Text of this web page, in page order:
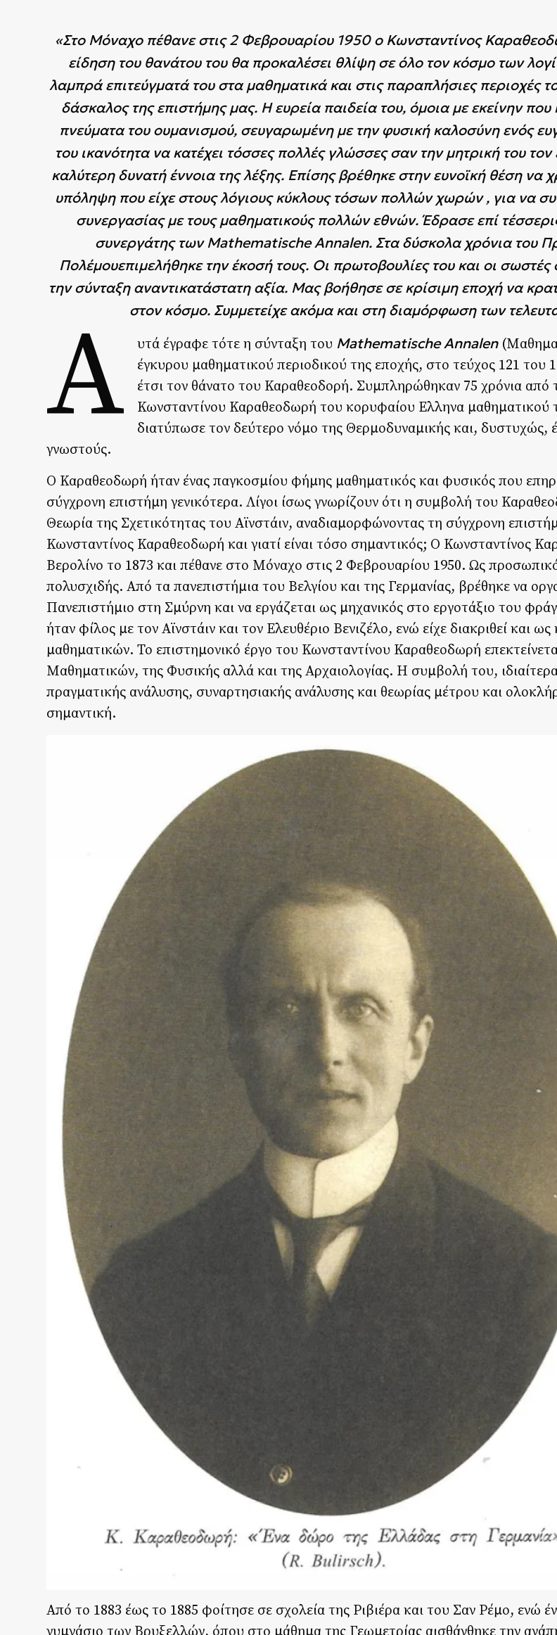
«Στο Μόναχο πέθανε στις 2 Φεβρουαρίου 1950 ο Κωνσταντίνος
είδηση του θανάτου του θα προκαλέσει θλίψη σε όλο τον κόσμο των
λαμπρά επιτεύγματά του στα μαθηματικά και στις παραπλήσιες περιοχές
δάσκαλος της επιστήμης μας. Η ευρεία παιδεία του, όμοια με εκείνην
πνεύματα του ουμανισμού, σευγαρωμένη με την φυσική καλοσύνη ενός
του ικανότητα να κατέχει τόσσες πολλές γλώσσες σαν την μητρική του
καλύτερη δυνατή έννοια της λέξης. Επίσης βρέθηκε στην ευνοϊκή θέση να
υπόληψη που είχε στους λόγιους κύκλους τόσων πολλών χωρών , για να
συνεργασίας με τους μαθηματικούς πολλών εθνών. Έδρασε επί
συνεργάτης των Mathematische Annalen. Στα δύσκολα χρόνια του
Πολέμουεπιμελήθηκε την έκοσή τους. Οι πρωτοβουλίες του και οι σωστές
την σύνταξη αναντικατάστατη αξία. Μας βοήθησε σε κρίσιμη εποχή να
στον κόσμο. Συμμετείχε ακόμα και στη διαμόρφωση των
Α υτά έγραφε τότε η σύνταξη του Mathematische Annalen
έγκυρου μαθηματικού περιοδικού της εποχής, στο τεύχος 121 του
έτσι τον θάνατο του Καραθεοδορή. Συμπληρώθηκαν 75 χρόνια από
Κωνσταντίνου Καραθεοδωρή του κορυφαίου Ελληνα μαθηματικού
διατύπωσε τον δεύτερο νόμο της Θερμοδυναμικής και, δυστυχώς,
γνωστούς.
Ο Καραθεοδωρή ήταν ένας παγκοσμίου φήμης μαθηματικός και φυσικός που
σύγχρονη επιστήμη γενικότερα. Λίγοι ίσως γνωρίζουν ότι η συμβολή του
Θεωρία της Σχετικότητας του Αϊνστάιν, αναδιαμορφώνοντας τη σύγχρονη
Κωνσταντίνος Καραθεοδωρή και γιατί είναι τόσο σημαντικός; Ο Κωνσταντίνος
Βερολίνο το 1873 και πέθανε στο Μόναχο στις 2 Φεβρουαρίου 1950. Ως
πολυσχιδής. Από τα πανεπιστήμια του Βελγίου και της Γερμανίας, βρέθηκε να
Πανεπιστήμιο στη Σμύρνη και να εργάζεται ως μηχανικός στο εργοτάξιο του
ήταν φίλος με τον Αϊνστάιν και τον Ελευθέριο Βενιζέλο, ενώ είχε διακριθεί και
μαθηματικών. Το επιστημονικό έργο του Κωνσταντίνου Καραθεοδωρή
Μαθηματικών, της Φυσικής αλλά και της Αρχαιολογίας. Η συμβολή του,
πραγματικής ανάλυσης, συναρτησιακής ανάλυσης και θεωρίας μέτρου και
σημαντική.
Από το 1883 έως το 1885 φοίτησε σε σχολεία της Ριβιέρα και του Σαν Ρέμο, ενώ